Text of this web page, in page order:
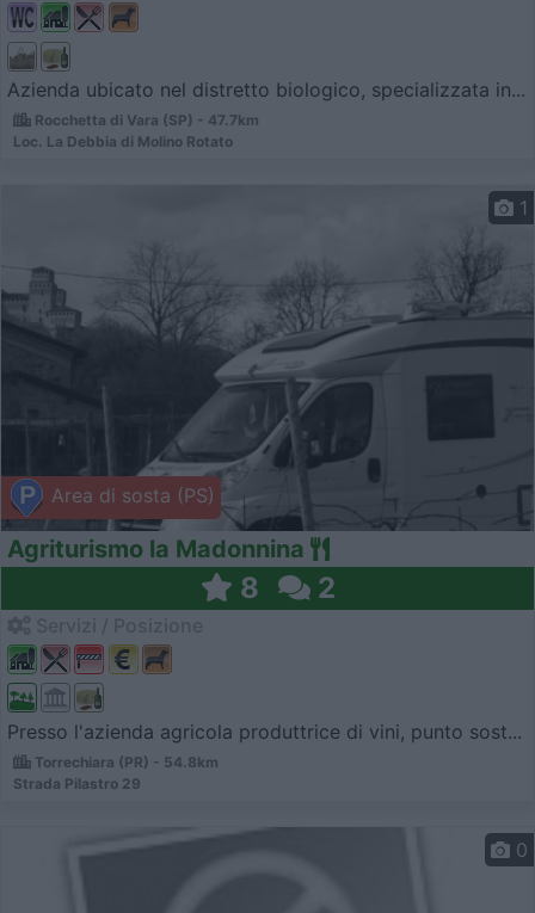
Azienda ubicato nel distretto biologico, specializzata in...
Rocchetta di Vara (SP) - 47.7km
Loc. La Debbia di Molino Rotato
Area di sosta (PS)
1
Agriturismo la Madonnina
8 2
Presso l'azienda agricola produttrice di vini, punto sost...
Torrechiara (PR) - 54.8km
Strada Pilastro 29
0